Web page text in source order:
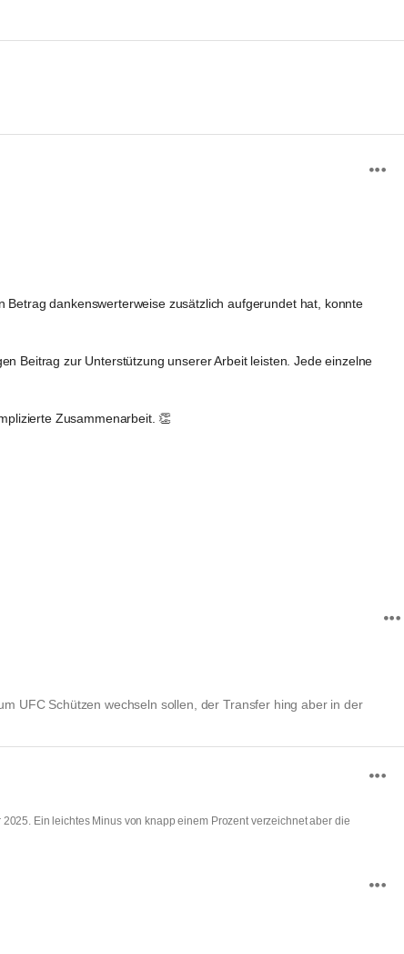
dankenswerterweise zusätzlich aufgerundet hat, konnte
Beitrag zur Unterstützung unserer Arbeit leisten. Jede einzelne
Zusammenarbeit. 👏
UFC Schützen wechseln sollen, der Transfer hing aber in der
Ein leichtes Minus von knapp einem Prozent verzeichnet aber die